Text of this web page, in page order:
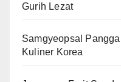
Gurih Lezat
Samgyeopsal
Kuliner Korea